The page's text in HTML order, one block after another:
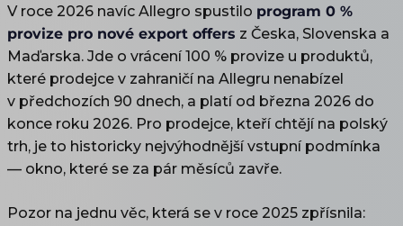
V roce 2026 navíc Allegro spustilo program 0 %
provize pro nové export offers z Česka, Slovenska a
Maďarska. Jde o vrácení 100 % provize u produktů,
které prodejce v zahraničí na Allegru nenabízel
v předchozích 90 dnech, a platí od března 2026 do
konce roku 2026. Pro prodejce, kteří chtějí na polský
trh, je to historicky nejvýhodnější vstupní podmínka
— okno, které se za pár měsíců zavře.
Pozor na jednu věc, která se v roce 2025 zpřísnila: